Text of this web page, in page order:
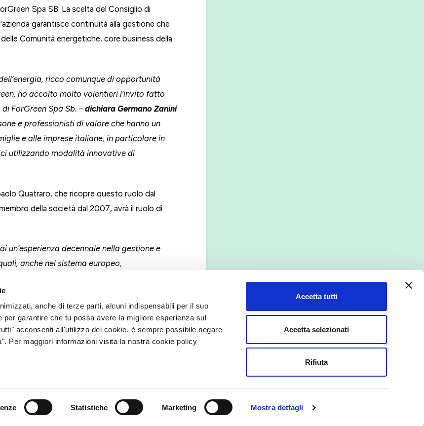
anche di terze parti, alcuni indispensabili per il suo
garantire che tu possa avere la migliore esperienza sul
acconsenti all'utilizzo dei cookie, è sempre possibile negare
Per maggiori informazioni visita la nostra cookie policy
Statistiche Marketing Mostra dettagli
Accetta tutti
Accetta selezionati
Rifiuta
Spa SB. La scelta del Consiglio di
garantisce continuità alla gestione che
Comunità energetiche, core business della
ricco comunque di opportunità
ho accolto molto volentieri l’invito fatto
ForGreen Spa Sb. –dichiara Germano Zanini
e professionisti di valore che hanno un
e alle imprese italiane, in particolare in
utilizzando modalità innovative di
Quatraro, che ricopre questo ruolo dal
della società dal 2007, avrà il ruolo di
un’esperienza decennale nella gestione e
anche nel sistema europeo,
in una logica di sviluppo e condivisione di
oltre a rappresentare anche un punto su
riferisco alla gestione di elementi di forte
al fine di promuovere il giusto
energetiche sostenibili attraverso la